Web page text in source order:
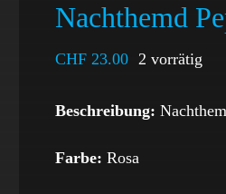
Nachthemd
CHF23.00 2 vorrätig
Beschreibung:
Farbe: Rosa